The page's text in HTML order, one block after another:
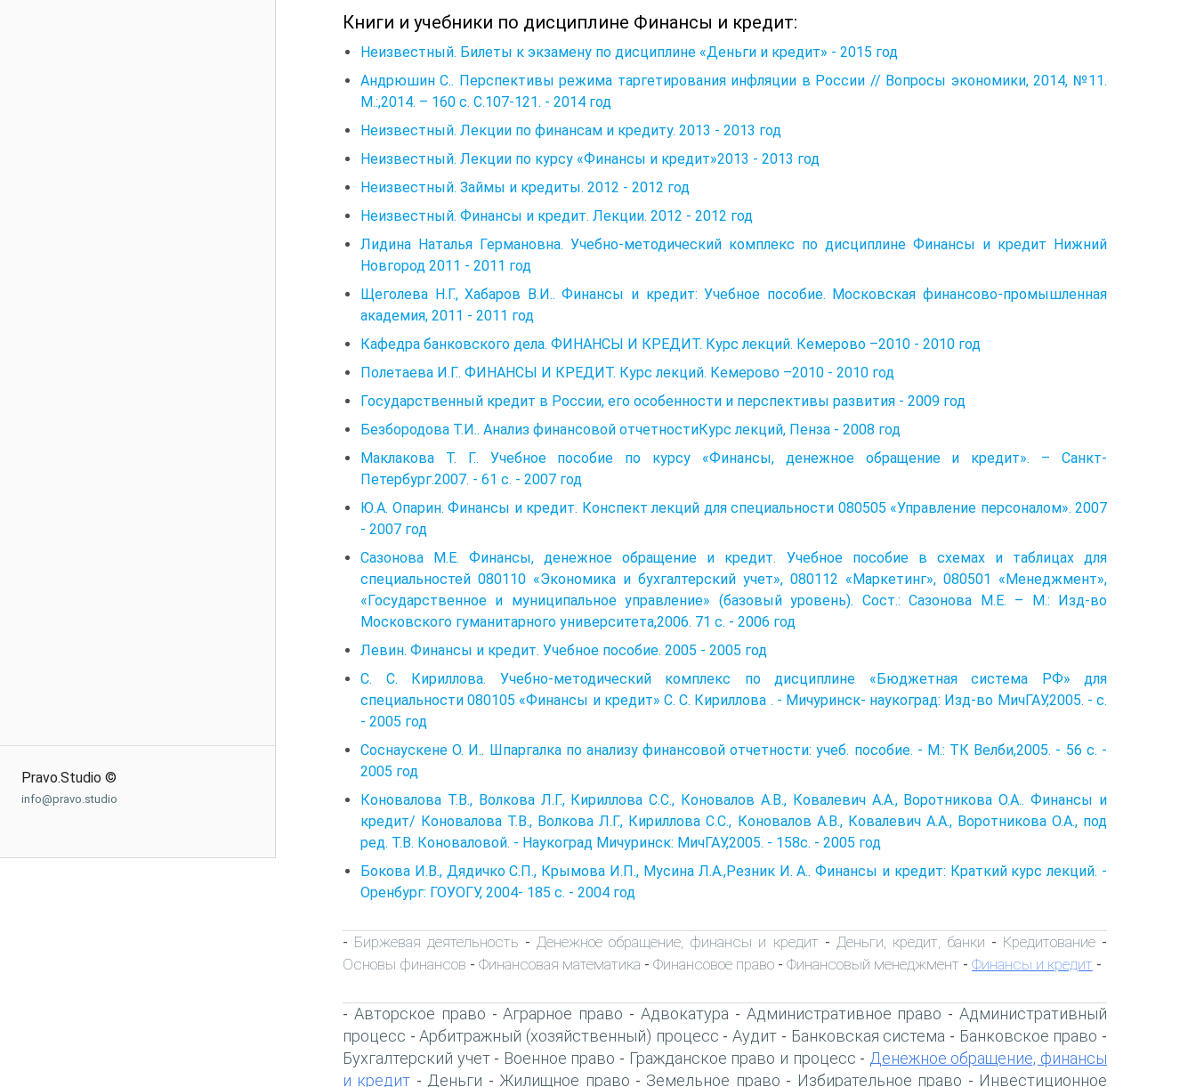
Pravo.Studio ©
info@pravo.studio
Книги и учебники по дисциплине Финансы и кредит:
Неизвестный. Билеты к экзамену по дисциплине «Деньги и кредит» - 2015 год
Андрюшин С.. Перспективы режима таргетирования инфляции в России // Вопросы экономики, 2014, №11.
М.:,2014. – 160 с. С.107-121. - 2014 год
Неизвестный. Лекции по финансам и кредиту. 2013 - 2013 год
Неизвестный. Лекции по курсу «Финансы и кредит»2013 - 2013 год
Неизвестный. Займы и кредиты. 2012 - 2012 год
Неизвестный. Финансы и кредит. Лекции. 2012 - 2012 год
Лидина Наталья Германовна. Учебно-методический комплекс по дисциплине Финансы и кредит Нижний
Новгород 2011 - 2011 год
Щеголева Н.Г., Хабаров В.И.. Финансы и кредит: Учебное пособие. Московская финансово-промышленная
академия, 2011 - 2011 год
Кафедра банковского дела. ФИНАНСЫ И КРЕДИТ. Курс лекций. Кемерово –2010 - 2010 год
Полетаева И.Г.. ФИНАНСЫ И КРЕДИТ. Курс лекций. Кемерово –2010 - 2010 год
Государственный кредит в России, его особенности и перспективы развития - 2009 год
Безбородова Т.И.. Анализ финансовой отчетностиКурс лекций, Пенза - 2008 год
Маклакова Т. Г.. Учебное пособие по курсу «Финансы, денежное обращение и кредит». – Санкт-
Петербург.2007. - 61 с. - 2007 год
Ю.А. Опарин. Финансы и кредит. Конспект лекций для специальности 080505 «Управление персоналом». 2007
- 2007 год
Сазонова М.Е. Финансы, денежное обращение и кредит. Учебное пособие в схемах и таблицах для
специальностей 080110 «Экономика и бухгалтерский учет», 080112 «Маркетинг», 080501 «Менеджмент»,
«Государственное и муниципальное управление» (базовый уровень). Сост.: Сазонова М.Е. – М.: Изд-во
Московского гуманитарного университета,2006. 71 с. - 2006 год
Левин. Финансы и кредит. Учебное пособие. 2005 - 2005 год
С. С. Кириллова. Учебно-методический комплекс по дисциплине «Бюджетная система РФ» для
специальности 080105 «Финансы и кредит» С. С. Кириллова . - Мичуринск- наукоград: Изд-во МичГАУ,2005. - с.
- 2005 год
Соснаускене О. И.. Шпаргалка по анализу финансовой отчетности: учеб. пособие. - М.: ТК Велби,2005. - 56 с. -
2005 год
Коновалова Т.В., Волкова Л.Г., Кириллова С.С., Коновалов А.В., Ковалевич А.А., Воротникова О.А.. Финансы и
кредит/ Коновалова Т.В., Волкова Л.Г., Кириллова С.С., Коновалов А.В., Ковалевич А.А., Воротникова О.А., под
ред. Т.В. Коноваловой. - Наукоград Мичуринск: МичГАУ,2005. - 158с. - 2005 год
Бокова И.В., Дядичко С.П., Крымова И.П., Мусина Л.А.,Резник И. А.. Финансы и кредит: Краткий курс лекций. -
Оренбург: ГОУОГУ, 2004- 185 с. - 2004 год
- Биржевая деятельность - Денежное обращение, финансы и кредит - Деньги, кредит, банки - Кредитование -
Основы финансов - Финансовая математика - Финансовое право - Финансовый менеджмент - Финансы и кредит -
- Авторское право -Аграрное право - Адвокатура - Административное право -Административный
процесс -Арбитражный (хозяйственный) процесс -Аудит - Банковская система - Банковское право -
Бухгалтерский учет- Военное право - Гражданское право и процесс - Денежное обращение, финансы
и кредит - Деньги - Жилищное право - Земельное право - Избирательное право - Инвестиционное